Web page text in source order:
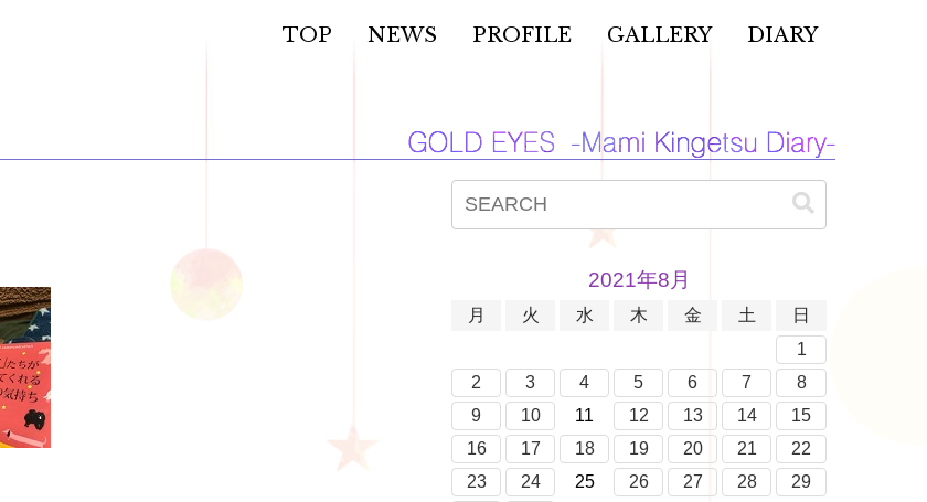
TOP NEWS PROFILE GALLERY DIARY
2021年8月
月 火 水 木 金 土
日
1
2
3 4 5 6 7
8
9
10 11 12 13 14
15
16
17 18 19 20 21
22
23
24 25 26 27 28
29